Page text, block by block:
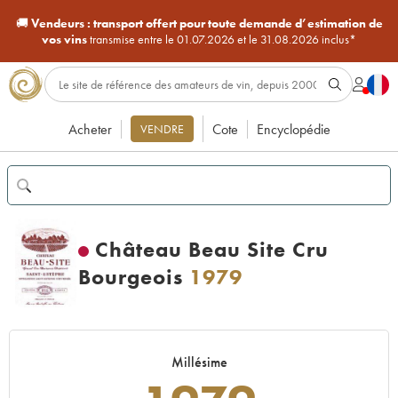
🚚Vendeurs : transport offert pour toute demande d’estimation de
vos vinstransmise entre le 01.07.2026 et le 31.08.2026 inclus*
Acheter VENDRE Cote Encyclopédie
Château Beau Site Cru
Bourgeois 1979
Millésime